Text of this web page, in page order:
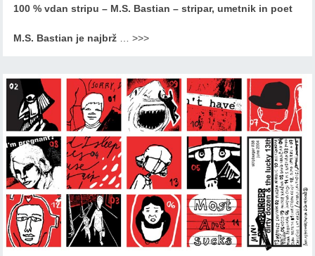
100 % vdan stripu – M.S. Bastian – stripar, umetnik in poet
M.S. Bastian je najbrž …>>>